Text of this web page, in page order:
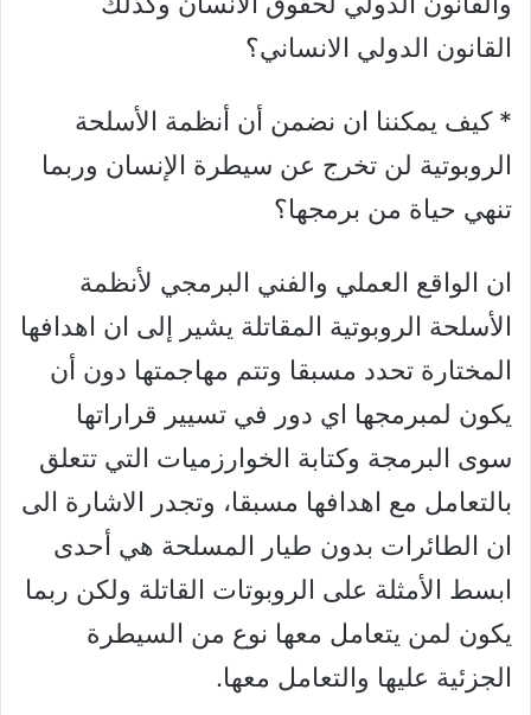
القانون الدولي الانساني؟
* كيف يمكننا ان نضمن أن أنظمة الأسلحة
الروبوتية لن تخرج عن سيطرة الإنسان وربما
تنهي حياة من برمجها؟
ان الواقع العملي والفني البرمجي لأنظمة
الأسلحة الروبوتية المقاتلة يشير إلى ان اهدافها
المختارة تحدد مسبقا وتتم مهاجمتها دون أن
يكون لمبرمجها اي دور في تسيير قراراتها
سوى البرمجة وكتابة الخوارزميات التي تتعلق
بالتعامل مع اهدافها مسبقا، وتجدر الاشارة الى
ان الطائرات بدون طيار المسلحة هي أحدى
ابسط الأمثلة على الروبوتات القاتلة ولكن ربما
يكون لمن يتعامل معها نوع من السيطرة
الجزئية عليها والتعامل معها.